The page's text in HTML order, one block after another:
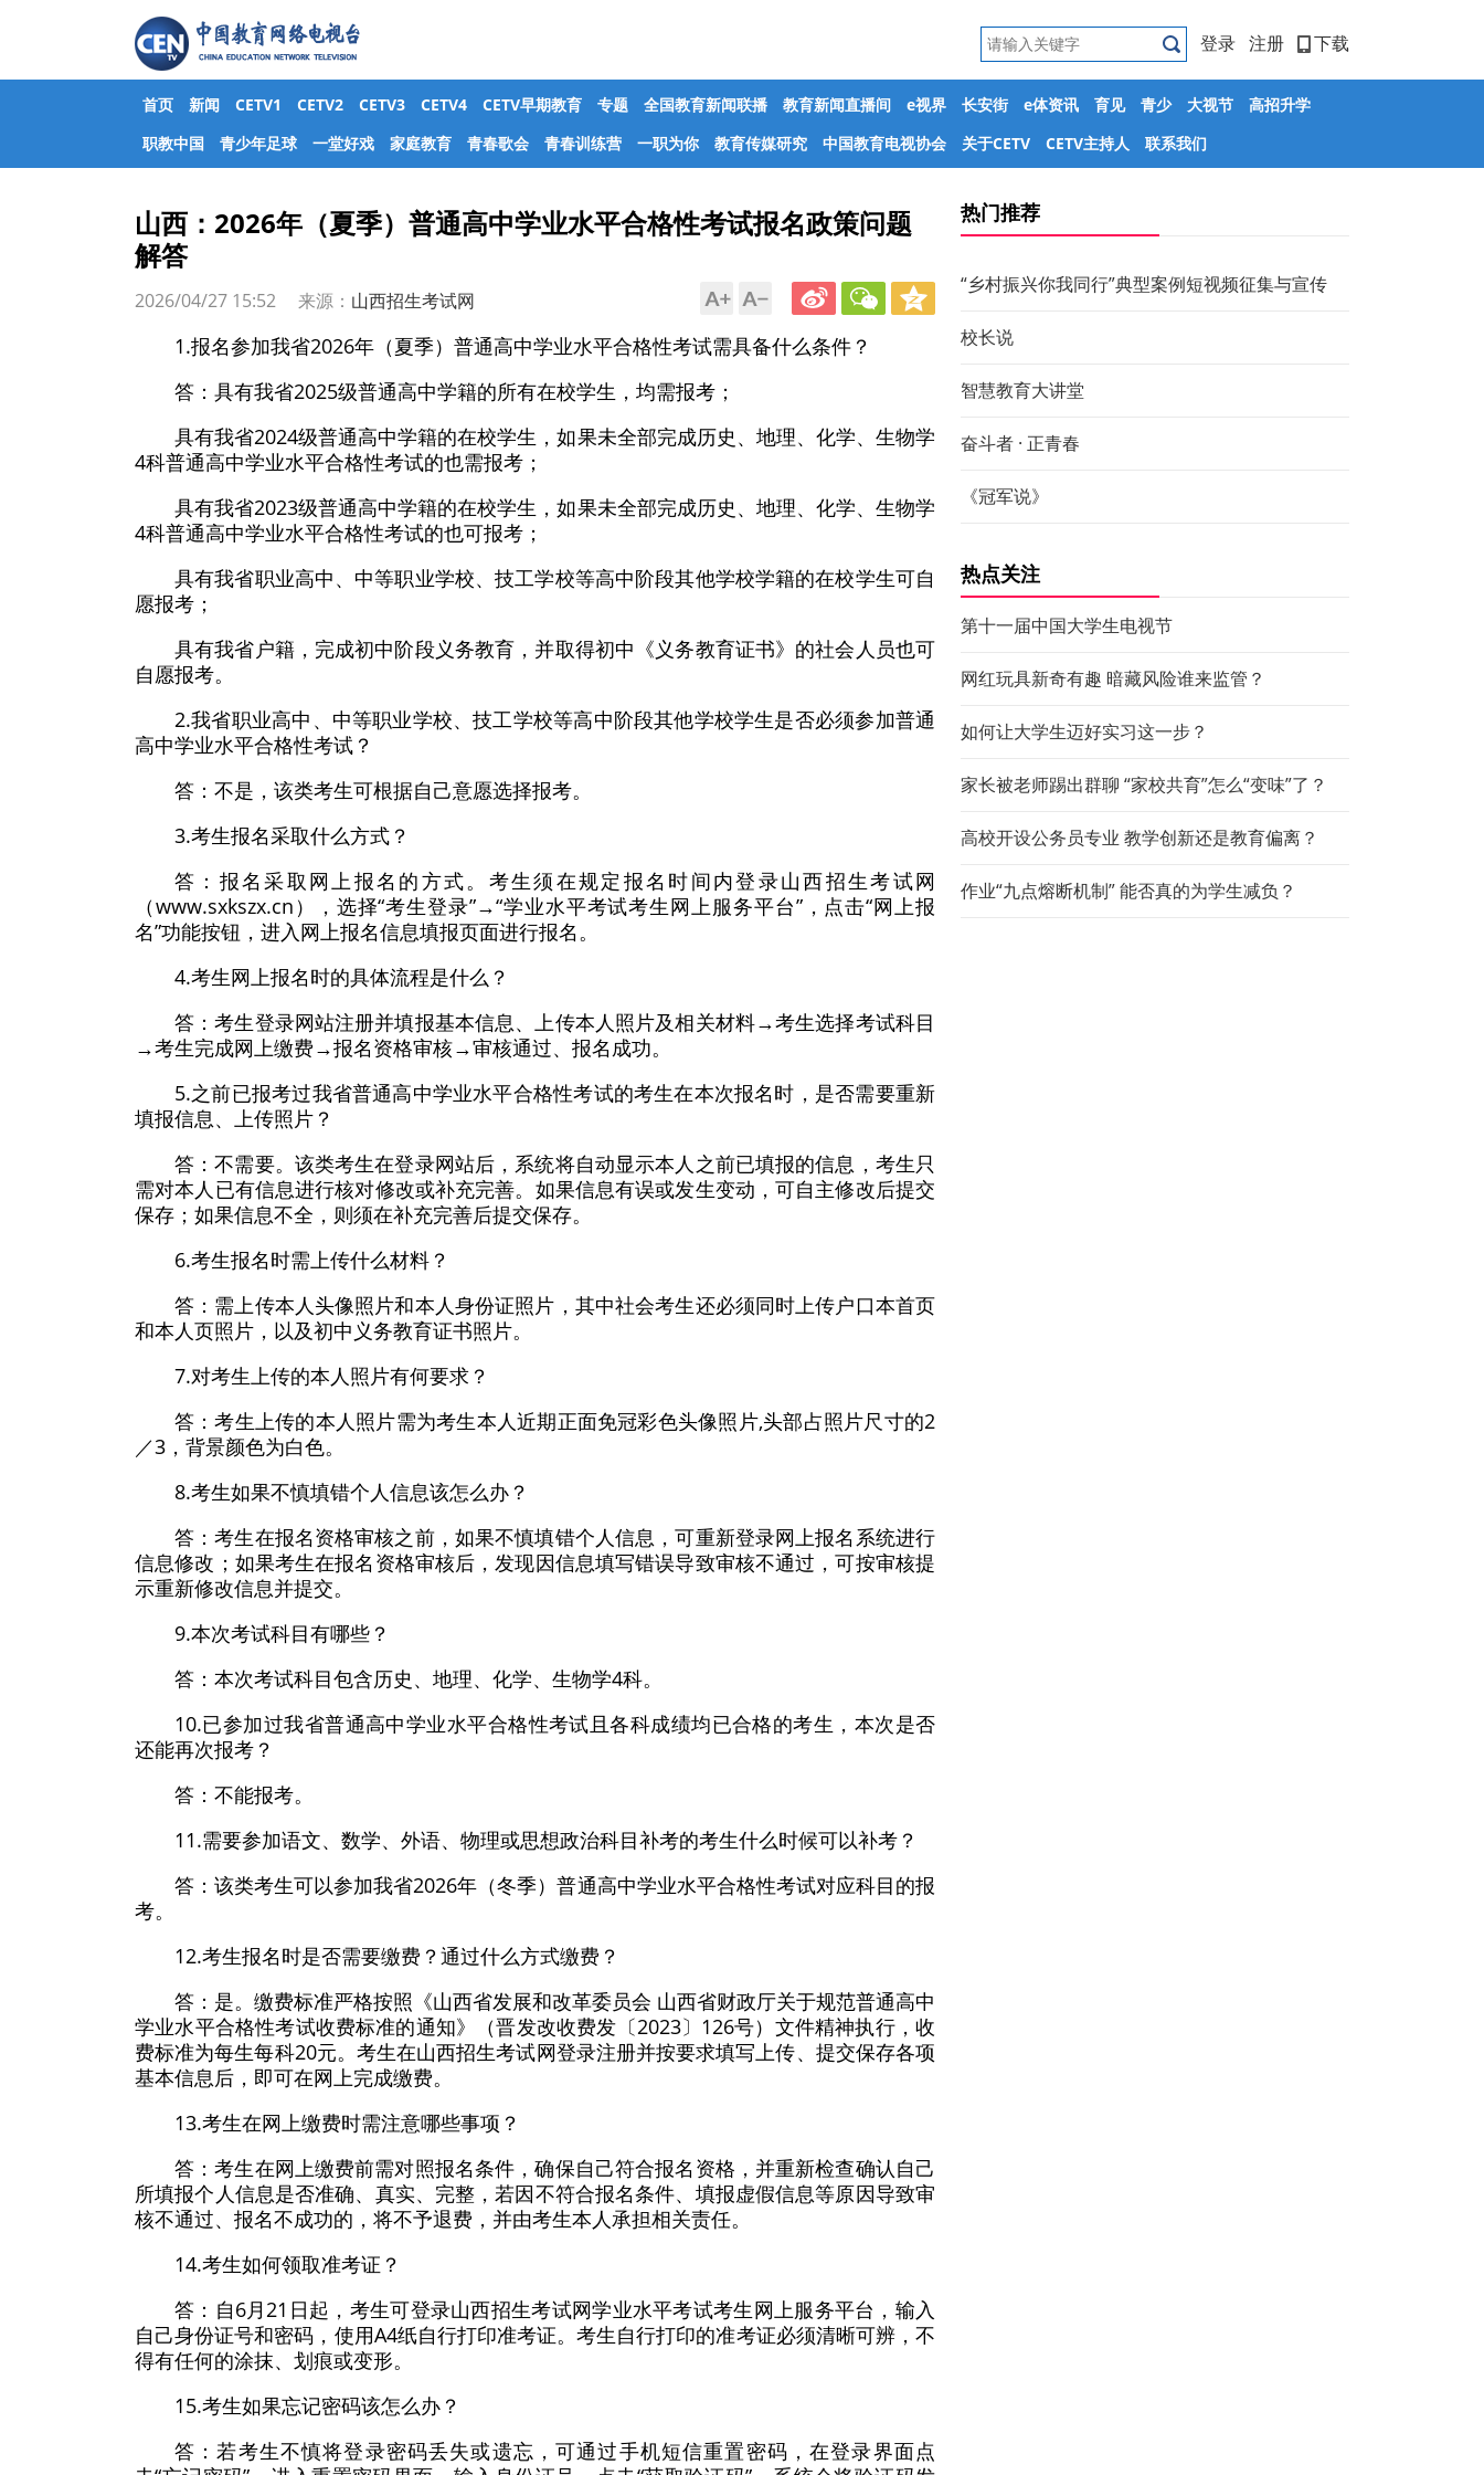
登录 注册 下载
首页 新闻 CETV1 CETV2 CETV3 CETV4 CETV早期教育 专题 全国教育新闻联播 教育新闻直播间 e视界 长安街 e体资讯 育见 青少 大视节
高招升学
职教中国
青少年足球 一堂好戏 家庭教育 青春歌会 青春训练营 一职为你 教育传媒研究 中国教育电视协会 关于CETV CETV主持人 联系我们
山西：2026年（夏季）普通高中学业水平合格性考试报名政策问题
解答
2026/04/27 15:52 来源： 山西招生考试网
1.报名参加我省2026年（夏季）普通高中学业水平合格性考试需具备什么条件？
答：具有我省2025级普通高中学籍的所有在校学生，均需报考；
具有我省2024级普通高中学籍的在校学生，如果未全部完成历史、地理、化学、生物学
4科普通高中学业水平合格性考试的也需报考；
具有我省2023级普通高中学籍的在校学生，如果未全部完成历史、地理、化学、生物学
4科普通高中学业水平合格性考试的也可报考；
具有我省职业高中、中等职业学校、技工学校等高中阶段其他学校学籍的在校学生可自
愿报考；
具有我省户籍，完成初中阶段义务教育，并取得初中《义务教育证书》的社会人员也可
自愿报考。
2.我省职业高中、中等职业学校、技工学校等高中阶段其他学校学生是否必须参加普通
高中学业水平合格性考试？
答：不是，该类考生可根据自己意愿选择报考。
3.考生报名采取什么方式？
答：报名采取网上报名的方式。考生须在规定报名时间内登录山西招生考试网
（www.sxkszx.cn），选择“考生登录”→“学业水平考试考生网上服务平台”，点击“网上报
名”功能按钮，进入网上报名信息填报页面进行报名。
4.考生网上报名时的具体流程是什么？
答：考生登录网站注册并填报基本信息、上传本人照片及相关材料→考生选择考试科目
→考生完成网上缴费→报名资格审核→审核通过、报名成功。
5.之前已报考过我省普通高中学业水平合格性考试的考生在本次报名时，是否需要重新
填报信息、上传照片？
答：不需要。该类考生在登录网站后，系统将自动显示本人之前已填报的信息，考生只
需对本人已有信息进行核对修改或补充完善。如果信息有误或发生变动，可自主修改后提交
保存；如果信息不全，则须在补充完善后提交保存。
6.考生报名时需上传什么材料？
答：需上传本人头像照片和本人身份证照片，其中社会考生还必须同时上传户口本首页
和本人页照片，以及初中义务教育证书照片。
7.对考生上传的本人照片有何要求？
答：考生上传的本人照片需为考生本人近期正面免冠彩色头像照片,头部占照片尺寸的2
／3，背景颜色为白色。
8.考生如果不慎填错个人信息该怎么办？
答：考生在报名资格审核之前，如果不慎填错个人信息，可重新登录网上报名系统进行
信息修改；如果考生在报名资格审核后，发现因信息填写错误导致审核不通过，可按审核提
示重新修改信息并提交。
9.本次考试科目有哪些？
答：本次考试科目包含历史、地理、化学、生物学4科。
10.已参加过我省普通高中学业水平合格性考试且各科成绩均已合格的考生，本次是否
还能再次报考？
答：不能报考。
11.需要参加语文、数学、外语、物理或思想政治科目补考的考生什么时候可以补考？
答：该类考生可以参加我省2026年（冬季）普通高中学业水平合格性考试对应科目的报
考。
12.考生报名时是否需要缴费？通过什么方式缴费？
答：是。缴费标准严格按照《山西省发展和改革委员会 山西省财政厅关于规范普通高中
学业水平合格性考试收费标准的通知》（晋发改收费发〔2023〕126号）文件精神执行，收
费标准为每生每科20元。考生在山西招生考试网登录注册并按要求填写上传、提交保存各项
基本信息后，即可在网上完成缴费。
13.考生在网上缴费时需注意哪些事项？
答：考生在网上缴费前需对照报名条件，确保自己符合报名资格，并重新检查确认自己
所填报个人信息是否准确、真实、完整，若因不符合报名条件、填报虚假信息等原因导致审
核不通过、报名不成功的，将不予退费，并由考生本人承担相关责任。
14.考生如何领取准考证？
答：自6月21日起，考生可登录山西招生考试网学业水平考试考生网上服务平台，输入
自己身份证号和密码，使用A4纸自行打印准考证。考生自行打印的准考证必须清晰可辨，不
得有任何的涂抹、划痕或变形。
15.考生如果忘记密码该怎么办？
答：若考生不慎将登录密码丢失或遗忘，可通过手机短信重置密码，在登录界面点
热门推荐
“乡村振兴你我同行”典型案例短视频征集与宣传
校长说
智慧教育大讲堂
奋斗者 · 正青春
《冠军说》
热点关注
第十一届中国大学生电视节
网红玩具新奇有趣 暗藏风险谁来监管？
如何让大学生迈好实习这一步？
家长被老师踢出群聊 “家校共育”怎么“变味”了？
高校开设公务员专业 教学创新还是教育偏离？
作业“九点熔断机制” 能否真的为学生减负？